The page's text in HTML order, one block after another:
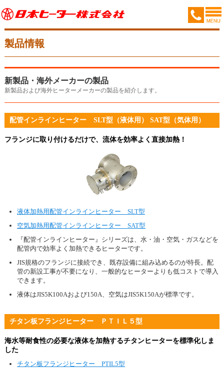
製品情報
新製品・海外メーカーの製品
新製品および海外ヒーターメーカーの製品を紹介します。
配管インラインヒーター SLT型（液体用） SAT型（気体用）
フランジに取り付けるだけで、流体を効率よく直接加熱！
液体加熱用配管インラインヒーター SLT型
空気加熱用配管インラインヒーター SAT型
『配管インラインヒーター』シリーズは、水・油・空気・ガスなどを
配管内で効率よく加熱できるヒーターです。
JIS規格のフランジに接続でき、既存設備に組み込めるのが特長。配
管の新設工事が不要になり、一般的なヒーターよりも低コストで導入
できます。
液体はJIS5K100Aおよび150A、空気はJIS5K150Aが標準です。
チタン板フランジヒーター ＰＴＩＬ５型
海水等耐食性の必要な液体を加熱するチタンヒーターを標準化しま
した
チタン板フランジヒーター PTIL5型